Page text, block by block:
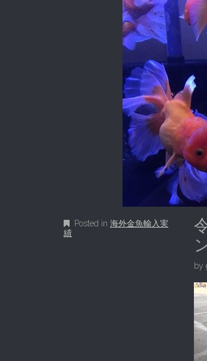
Posted in 海外金魚輸入実
績
by